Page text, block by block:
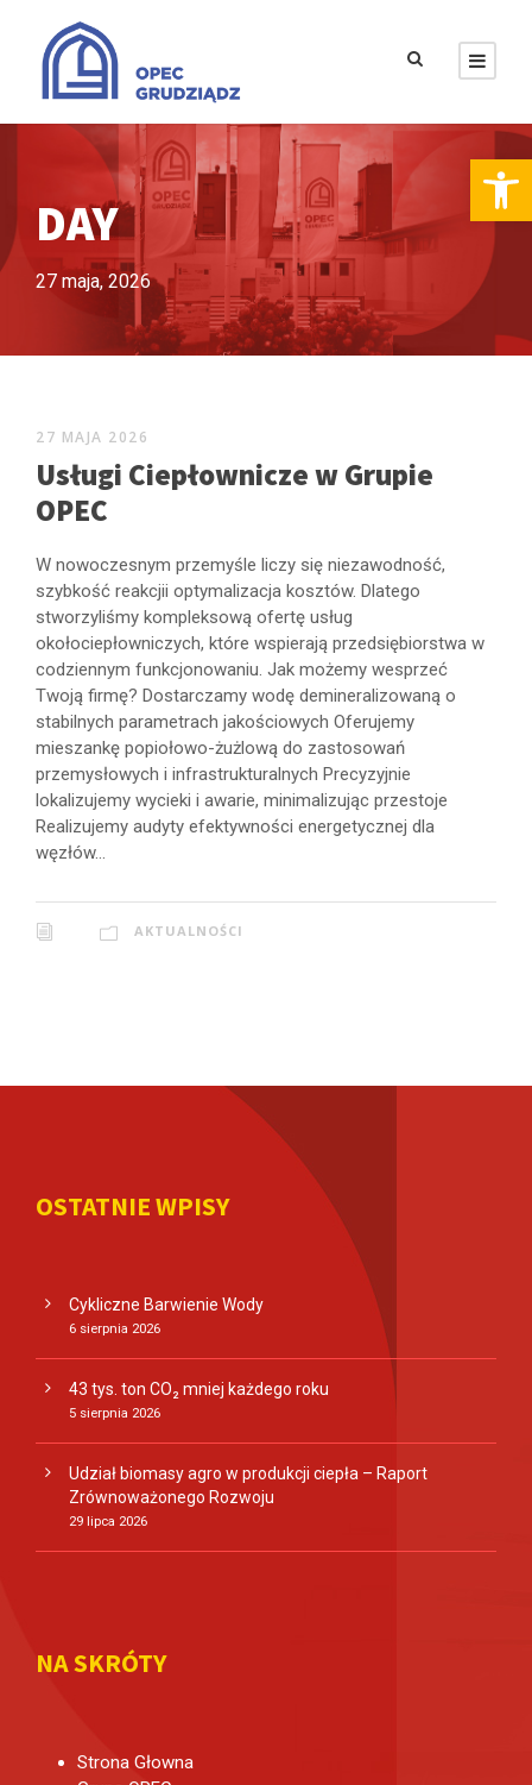
Otwórz pasek narzędzi
DAY
27 maja, 2026
27 MAJA 2026
Usługi Ciepłownicze w Grupie
OPEC
W nowoczesnym przemyśle liczy się niezawodność,
szybkość reakcjii optymalizacja kosztów. Dlatego
stworzyliśmy kompleksową ofertę usług
okołociepłowniczych, które wspierają przedsiębiorstwa w
codziennym funkcjonowaniu. Jak możemy wesprzeć
Twoją firmę? Dostarczamy wodę demineralizowaną o
stabilnych parametrach jakościowych Oferujemy
mieszankę popiołowo-żużlową do zastosowań
przemysłowych i infrastrukturalnych Precyzyjnie
lokalizujemy wycieki i awarie, minimalizując przestoje
Realizujemy audyty efektywności energetycznej dla
węzłów...
AKTUALNOŚCI
OSTATNIE WPISY
Cykliczne Barwienie Wody
6 sierpnia 2026
43 tys. ton CO₂ mniej każdego roku
5 sierpnia 2026
Udział biomasy agro w produkcji ciepła – Raport
Zrównoważonego Rozwoju
29 lipca 2026
NA SKRÓTY
Strona Głowna